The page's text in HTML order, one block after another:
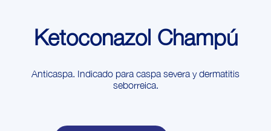
Ketoconazol Champú
Anticaspa. Indicado para caspa severa y dermatitis
seborreica.